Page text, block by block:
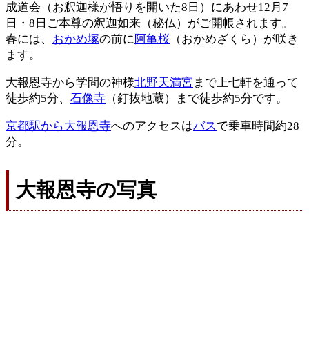
成道会（お釈迦様が悟りを開いた8日）にあわせ12月7
日・8日ご本尊の釈迦如来（秘仏）がご開帳されます。
春には、 おかめ塚の前に 阿亀桜 （おかめざくら）が咲き
ます。
大報恩寺から学問の神様北野天満宮 まで上七軒を通って
徒歩約5分、 石像寺 （釘抜地蔵）まで徒歩約5分です。
京都駅から大報恩寺へのアクセスはバスで乗車時間約28
分。
大報恩寺の写真